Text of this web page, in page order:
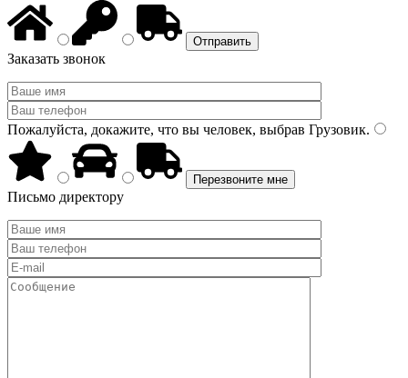
Заказать звонок
Пожалуйста, докажите, что вы человек, выбрав Грузовик.
Письмо директору